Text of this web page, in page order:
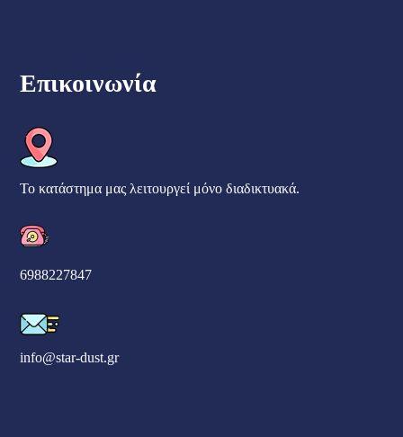
Επικοινωνία
Το κατάστημα μας λειτουργεί μόνο διαδικτυακά.
6988227847
info@star-dust.gr